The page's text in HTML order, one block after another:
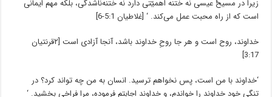
زیرا در مسیحْ عیسی نه ختنه اهمیّتی دارد نه ختنه‌ناشدگی، بلکه مهم ایمانی
است که از راه محبت عمل می‌کند. ‘ [غلاطیان 5:1-6]
خداوند، روح است و هر جا روحِ خداوند باشد، آنجا آزادی است [۲قرنتیان
3:17]
‘خداوند با من است، پس نخواهم ترسید. انسان به من چه تواند کرد؟ در
تنگی خود خداوند را خواندم، و خداوند اجابتم فرموده، مرا فراخی بخشید. ‘